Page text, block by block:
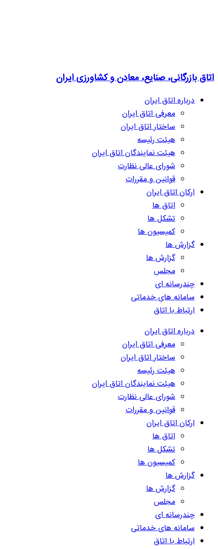
اتاق بازرگانی، صنایع، معادن و کشاورزی ایران
درباره اتاق ایران
معرفی اتاق ایران
ساختار اتاق ایران
هیئت رئیسه
هیئت نمایندگان اتاق ایران
شورای عالی نظارت
قوانین و مقررات
ارکان اتاق ایران
اتاق ها
تشکل ها
کمیسیون ها
گزارش ها
گزارش ها
مجلس
چندرسانه ای
سامانه های خدماتی
ارتباط با اتاق
درباره اتاق ایران
معرفی اتاق ایران
ساختار اتاق ایران
هیئت رئیسه
هیئت نمایندگان اتاق ایران
شورای عالی نظارت
قوانین و مقررات
ارکان اتاق ایران
اتاق ها
تشکل ها
کمیسیون ها
گزارش ها
گزارش ها
مجلس
چندرسانه ای
سامانه های خدماتی
ارتباط با اتاق